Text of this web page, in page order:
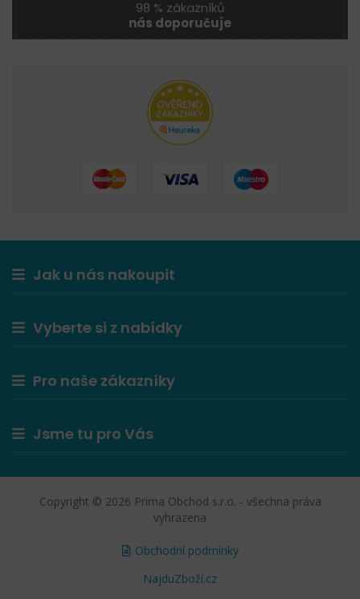
98 % zákazníků
nás doporučuje
Jak u nás nakoupit
Vyberte si z nabídky
Pro naše zákazníky
Jsme tu pro Vás
Copyright © 2026 Prima Obchod s.r.o. - všechna práva
vyhrazena
Obchodní podmínky
NajduZboží.cz